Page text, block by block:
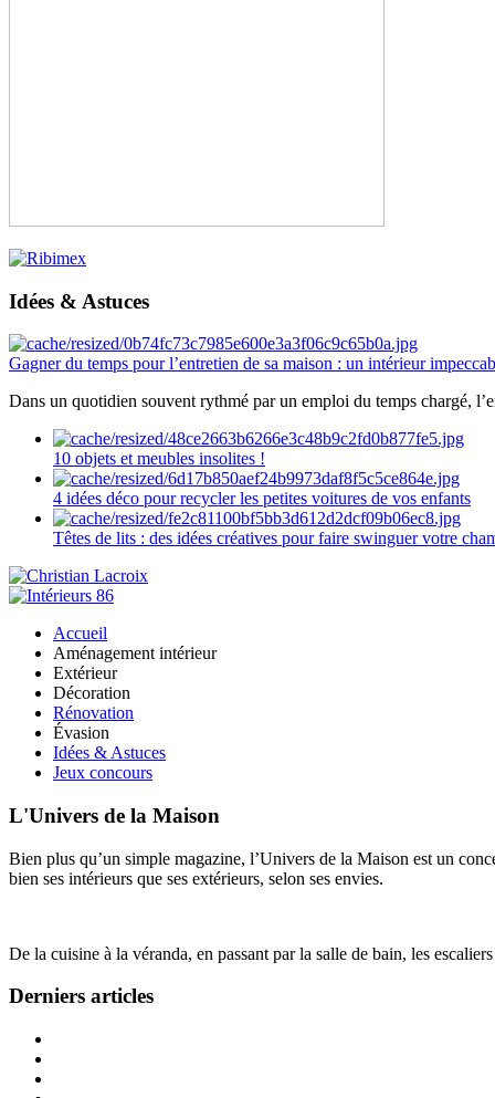
Idées & Astuces
Gagner du temps pour l’entretien de sa maison : un intérieur
Dans un quotidien souvent rythmé par un emploi du temps chargé,
10 objets et meubles insolites !
4 idées déco pour recycler les petites voitures de vos enfants
Têtes de lits : des idées créatives pour faire swinguer votre
Accueil
Aménagement intérieur
Extérieur
Décoration
Rénovation
Évasion
Idées & Astuces
Jeux concours
L'Univers de la Maison
Bien plus qu’un simple magazine, l’Univers de la Maison est un
bien ses intérieurs que ses extérieurs, selon ses envies.
De la cuisine à la véranda, en passant par la salle de bain, les
Derniers articles